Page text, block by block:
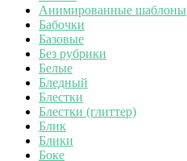
Анимированные шаблоны
Бабочки
Базовые
Без рубрики
Белые
Бледный
Блестки
Блестки (глиттер)
Блик
Блики
Боке